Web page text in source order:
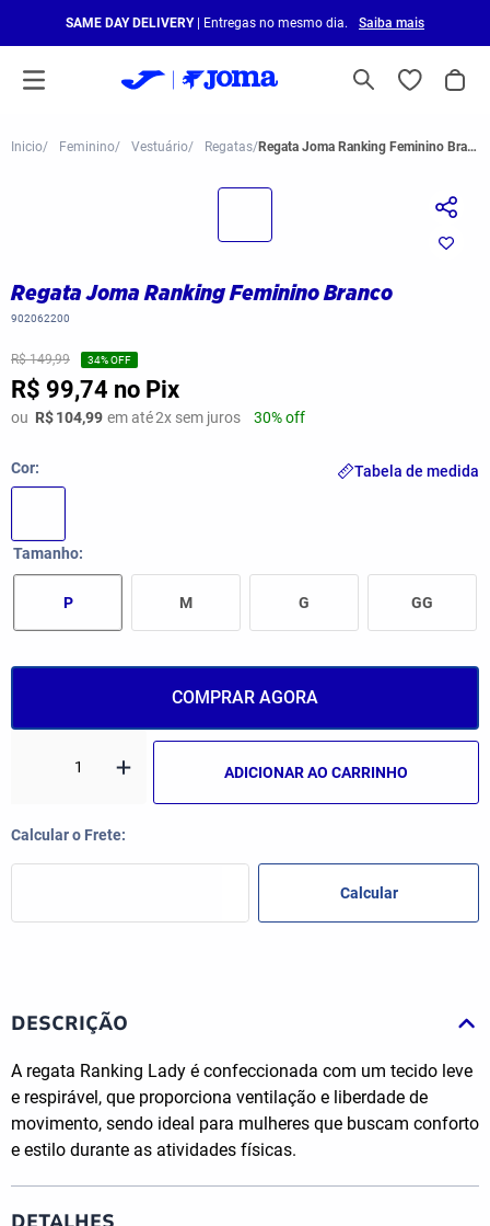
SAME DAY DELIVERY| Entregas no mesmo dia. Saiba mais
Feminino Vestuário Regatas Regata Joma Ranking Feminino Branco
Regata Joma Ranking Feminino Branco
902062200
R$ 149,99 34% OFF
R$ 99,74 no Pix
ou R$104,99 em até2x sem juros 30% off
Tamanho
P M G GG
Cor Tabela de medida
COMPRAR AGORA
ADICIONAR AO CARRINHO
DESCRIÇÃO
A regata Ranking Lady é confeccionada com um tecido leve
e respirável, que proporciona ventilação e liberdade de
movimento, sendo ideal para mulheres que buscam conforto
e estilo durante as atividades físicas.